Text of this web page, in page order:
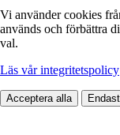
Vi använder cookies
används och förbättra
val.
Läs vår integritetspolicy
Acceptera alla